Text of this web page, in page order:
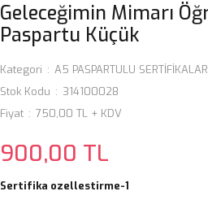
Geleceğimin Mimarı
Paspartu Küçük
Kategori A5 PASPARTULU SERTİFİKALAR
Stok Kodu
314100028
Fiyat
750,00 TL + KDV
900,00 TL
Sertifika ozellestirme-1